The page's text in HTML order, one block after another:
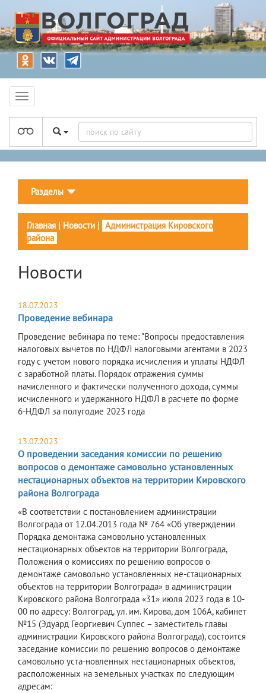
Разделы
Главная | Новости | Администрация Кировского
района
Новости
18.07.2023
Проведение вебинара
Проведение вебинара по теме: "Вопросы предоставления
налоговых вычетов по НДФЛ налоговыми агентами в 2023
году с учетом нового порядка исчисления и уплаты НДФЛ
с заработной платы. Порядок отражения суммы
начисленного и фактически полученного дохода, суммы
исчисленного и удержанного НДФЛ в расчете по форме
6-НДФЛ за полугодие 2023 года
13.07.2023
О проведении заседания комиссии по решению
вопросов о демонтаже самовольно установленных
нестационарных объектов на территории Кировского
района Волгограда
«В соответствии с постановлением администрации
Волгограда от 12.04.2013 года № 764 «Об утверждении
Порядка демонтажа самовольно установленных
нестационарных объектов на территории Волгограда,
Положения о комиссиях по решению вопросов о
демонтаже самовольно установленных не-стационарных
объектов на территории Волгограда» в администрации
Кировского района Волгограда «31» июля 2023 года в 10-
00 по адресу: Волгоград, ул. им. Кирова, дом 106А, кабинет
№15 (Эдуард Георгиевич Суппес – заместитель главы
администрации Кировского района Волгограда), состоится
заседание комиссии по решению вопросов о демонтаже
самовольно уста-новленных нестационарных объектов,
расположенных на земельных участках по следующим
адресам: